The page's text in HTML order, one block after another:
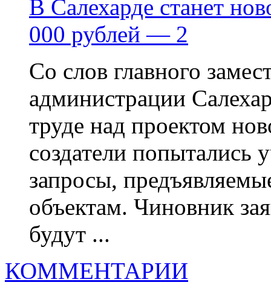
В Салехарде станет
000 рублей — 2
Со слов главного
администрации
труде над проектом
создатели попытались
запросы,
объектам. Чиновник
будут ...
КОММЕНТАРИИ